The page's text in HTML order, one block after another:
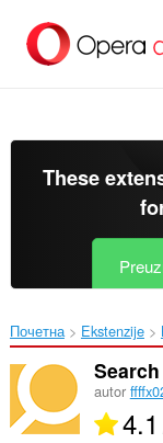
glavni
These
Почетна Ekstenzije
autor
4.1